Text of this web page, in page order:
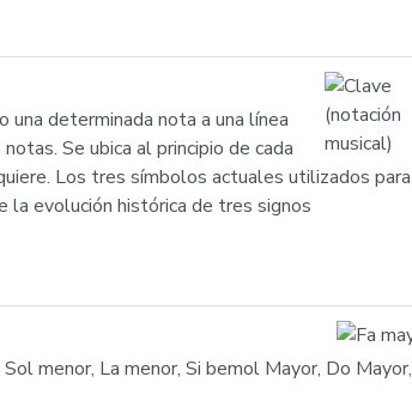
una determinada nota a una línea
Se ubica al principio de cada
Los tres símbolos actuales utilizados para
evolución histórica de tres signos
menor, La menor, Si bemol Mayor, Do Mayor,